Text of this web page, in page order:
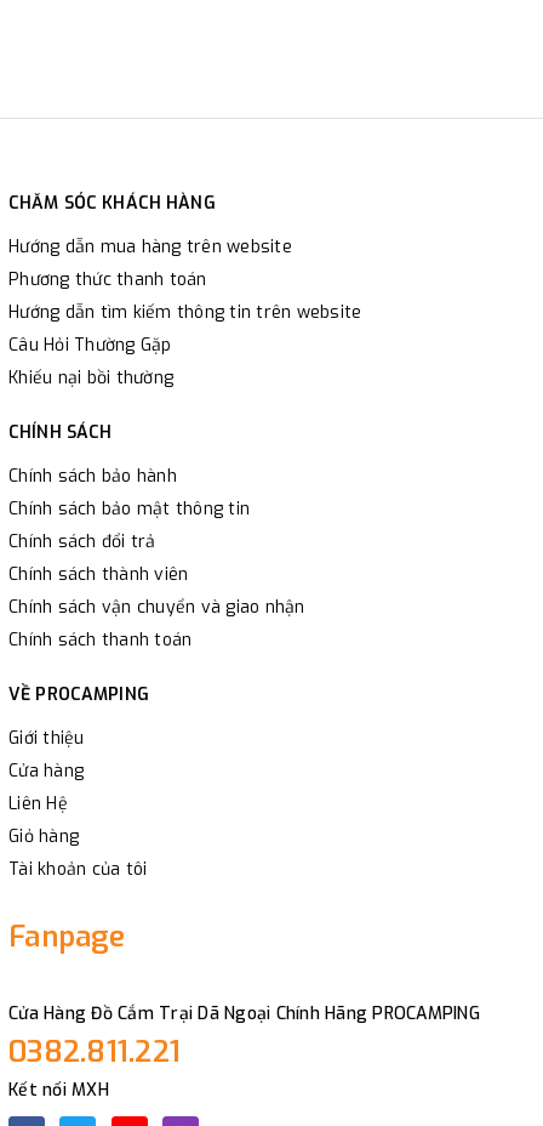
CHĂM SÓC KHÁCH HÀNG
Hướng dẫn mua hàng trên website
Phương thức thanh toán
Hướng dẫn tìm kiếm thông tin trên website
Câu Hỏi Thường Gặp
Khiếu nại bồi thường
CHÍNH SÁCH
Chính sách bảo hành
Chính sách bảo mật thông tin
Chính sách đổi trả
Chính sách thành viên
Chính sách vận chuyển và giao nhận
Chính sách thanh toán
VỀ PROCAMPING
Giới thiệu
Cửa hàng
Liên Hệ
Giỏ hàng
Tài khoản của tôi
Fanpage
Cửa Hàng Đồ Cắm Trại Dã Ngoại Chính Hãng PROCAMPING
0382.811.221
Kết nối MXH